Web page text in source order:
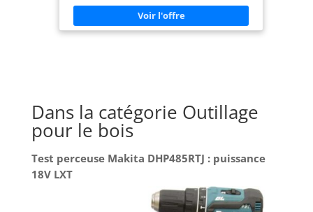
Dans la catégorie Outillage
pour le bois
Test perceuse Makita DHP485RTJ : puissance
18V LXT